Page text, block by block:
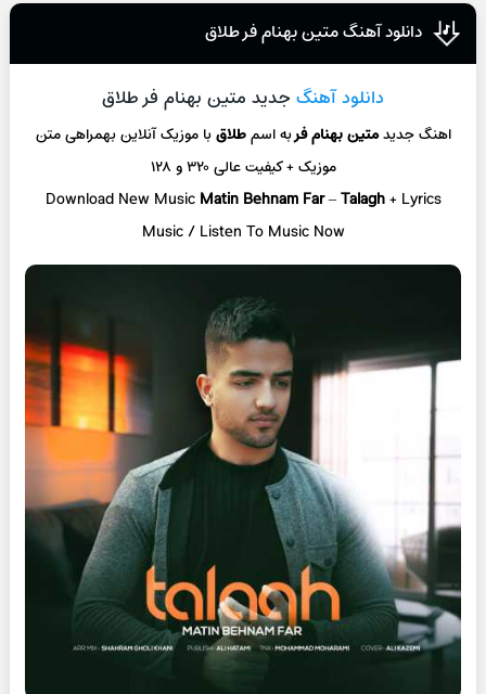
دانلود آهنگ متین بهنام فر طلاق
دانلود آهنگ جدید متین بهنام فر طلاق
اهنگ جدیدمتین بهنام فربه اسمطلاقبا موزیک آنلاینبهمراهی متن
موزیک + کیفیت عالی ۳۲۰ و ۱۲۸
Download New Music Matin Behnam Far–Talagh+ Lyrics
Music / Listen To Music Now